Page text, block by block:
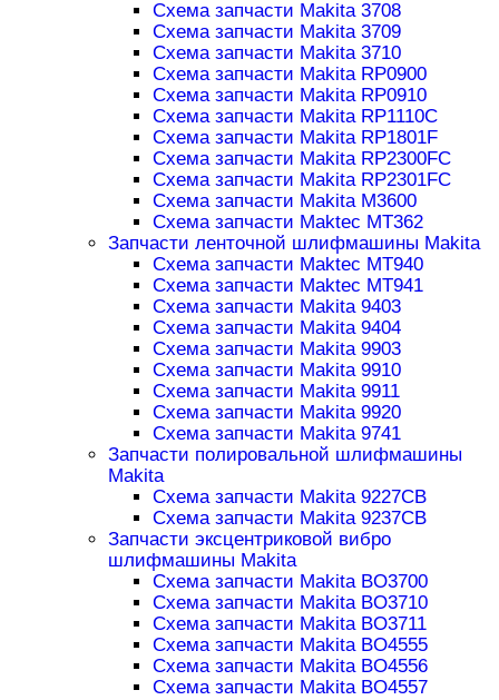
Схема запчасти Makita 3708
Схема запчасти Makita 3709
Схема запчасти Makita 3710
Схема запчасти Makita RP0900
Схема запчасти Makita RP0910
Схема запчасти Makita RP1110C
Схема запчасти Makita RP1801F
Схема запчасти Makita RP2300FC
Схема запчасти Makita RP2301FC
Схема запчасти Makita M3600
Схема запчасти Maktec MT362
Запчасти ленточной шлифмашины Makita
Схема запчасти Maktec MT940
Схема запчасти Maktec MT941
Схема запчасти Makita 9403
Схема запчасти Makita 9404
Схема запчасти Makita 9903
Схема запчасти Makita 9910
Схема запчасти Makita 9911
Схема запчасти Makita 9920
Схема запчасти Makita 9741
Запчасти полировальной шлифмашины
Makita
Схема запчасти Makita 9227CB
Схема запчасти Makita 9237CB
Запчасти эксцентриковой вибро
шлифмашины Makita
Схема запчасти Makita BO3700
Схема запчасти Makita BO3710
Схема запчасти Makita BO3711
Схема запчасти Makita BO4555
Схема запчасти Makita BO4556
Схема запчасти Makita BO4557